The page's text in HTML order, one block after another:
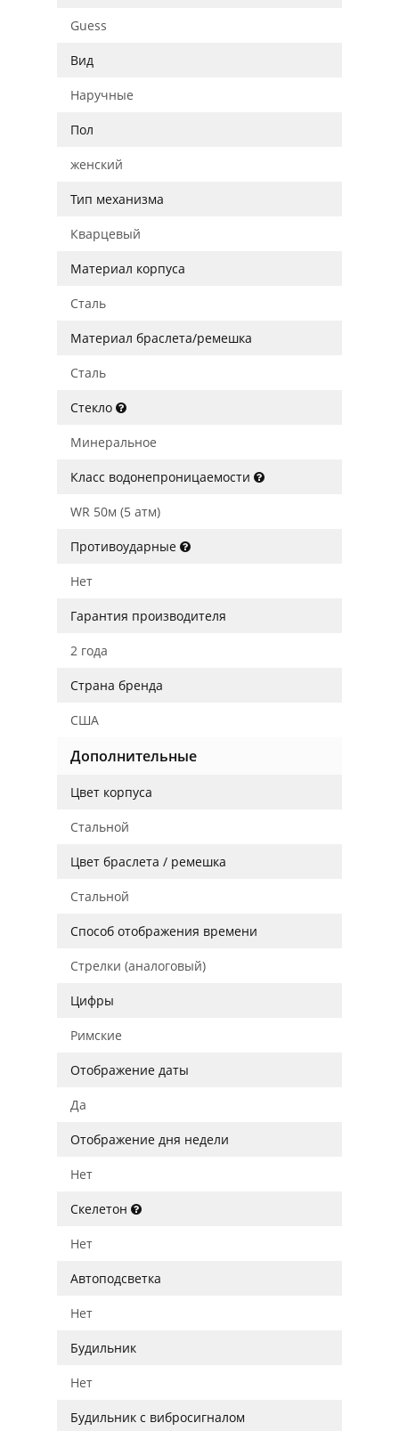
Guess
Вид
Наручные
Пол
женский
Тип механизма
Кварцевый
Материал корпуса
Сталь
Материал браслета/ремешка
Сталь
Стекло
Минеральное
Класс водонепроницаемости
WR 50м (5 атм)
Противоударные
Нет
Гарантия производителя
2 года
Страна бренда
США
Дополнительные
Цвет корпуса
Стальной
Цвет браслета / ремешка
Стальной
Способ отображения времени
Стрелки (аналоговый)
Цифры
Римские
Отображение даты
Да
Отображение дня недели
Нет
Скелетон
Нет
Автоподсветка
Нет
Будильник
Нет
Будильник с вибросигналом